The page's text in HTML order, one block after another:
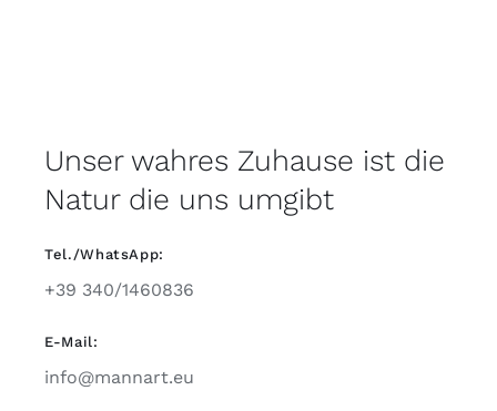
Unser wahres Zuhause ist die
Natur die uns umgibt
Tel./WhatsApp:
+39 340/1460836
E-Mail:
info@mannart.eu